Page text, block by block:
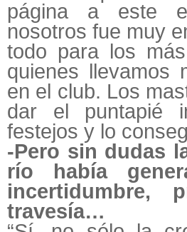
página a este
nosotros fue muy
todo para los
quienes llevamos
en el club. Los
dar el puntapié
festejos y lo
-Pero sin dudas
río había
incertidumbre,
travesía…